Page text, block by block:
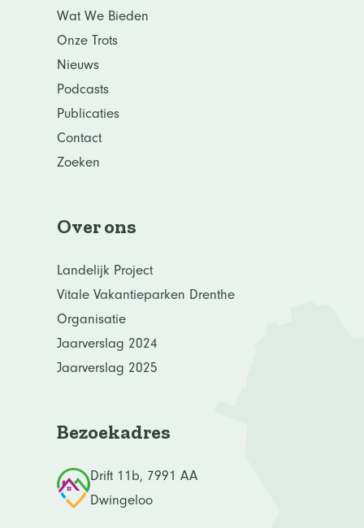
Wat We Bieden
Onze Trots
Nieuws
Podcasts
Publicaties
Contact
Zoeken
Over ons
Landelijk Project
Vitale Vakantieparken Drenthe
Organisatie
Jaarverslag 2024
Jaarverslag 2025
Bezoekadres
Drift 11b, 7991 AA
Dwingeloo